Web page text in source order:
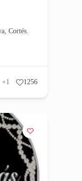
Cortés.
+1 1256